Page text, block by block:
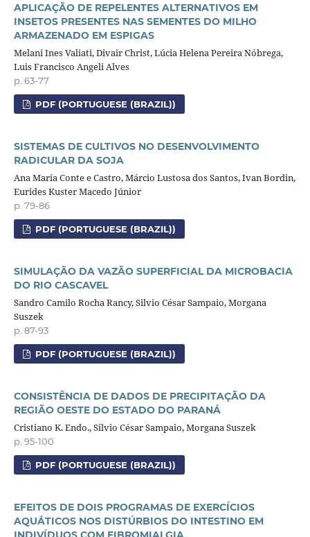
APLICAÇÃO DE REPELENTES ALTERNATIVOS EM
INSETOS PRESENTES NAS SEMENTES DO MILHO
ARMAZENADO EM ESPIGAS
Melani Ines Valiati, Divair Christ, Lúcia Helena Pereira Nóbrega,
Luis Francisco Angeli Alves
p. 63-77
PDF (PORTUGUESE (BRAZIL))
SISTEMAS DE CULTIVOS NO DESENVOLVIMENTO
RADICULAR DA SOJA
Ana Maria Conte e Castro, Márcio Lustosa dos Santos, Ivan Bordin,
Eurides Kuster Macedo Júnior
p. 79-86
PDF (PORTUGUESE (BRAZIL))
SIMULAÇÃO DA VAZÃO SUPERFICIAL DA MICROBACIA
DO RIO CASCAVEL
Sandro Camilo Rocha Rancy, Silvio César Sampaio, Morgana
Suszek
p. 87-93
PDF (PORTUGUESE (BRAZIL))
CONSISTÊNCIA DE DADOS DE PRECIPITAÇÃO DA
REGIÃO OESTE DO ESTADO DO PARANÁ
Cristiano K. Endo., Silvio César Sampaio, Morgana Suszek
p. 95-100
PDF (PORTUGUESE (BRAZIL))
EFEITOS DE DOIS PROGRAMAS DE EXERCÍCIOS
AQUÁTICOS NOS DISTÚRBIOS DO INTESTINO EM